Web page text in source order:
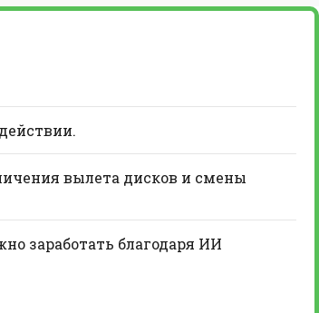
вылета дисков и смены
заработать благодаря ИИ